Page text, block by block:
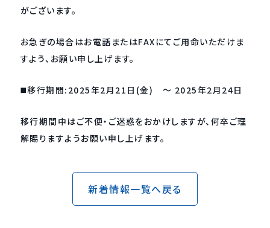
がございます。
お急ぎの場合はお電話またはFAXにてご用命いただけま
すよう、お願い申し上げます。
◼️移行期間:2025年2月21日(金) 〜 2025年2月24日
移行期間中はご不便・ご迷惑をおかけしますが、何卒ご理
解賜りますようお願い申し上げます。
新着情報一覧へ戻る